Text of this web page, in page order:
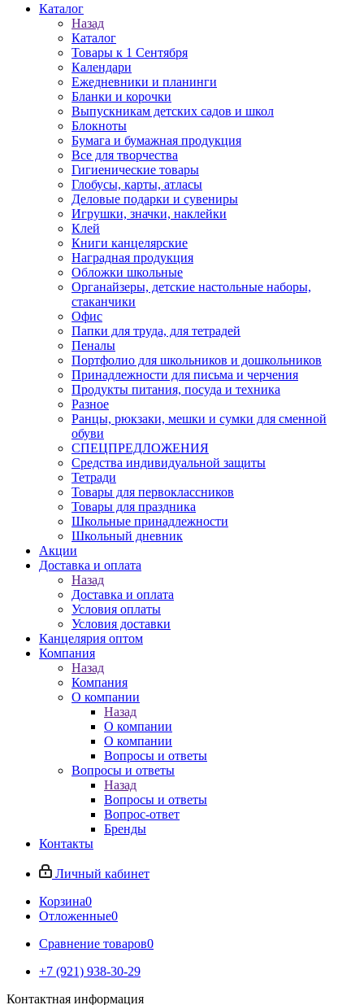
Каталог
Назад
Каталог
Товары к 1 Сентября
Календари
Ежедневники и планинги
Бланки и корочки
Выпускникам детских садов и школ
Блокноты
Бумага и бумажная продукция
Все для творчества
Гигиенические товары
Глобусы, карты, атласы
Деловые подарки и сувениры
Игрушки, значки, наклейки
Клей
Книги канцелярские
Наградная продукция
Обложки школьные
Органайзеры, детские настольные наборы,
стаканчики
Офис
Папки для труда, для тетрадей
Пеналы
Портфолио для школьников и дошкольников
Принадлежности для письма и черчения
Продукты питания, посуда и техника
Разное
Ранцы, рюкзаки, мешки и сумки для сменной
обуви
СПЕЦПРЕДЛОЖЕНИЯ
Средства индивидуальной защиты
Тетради
Товары для первоклассников
Товары для праздника
Школьные принадлежности
Школьный дневник
Акции
Доставка и оплата
Назад
Доставка и оплата
Условия оплаты
Условия доставки
Канцелярия оптом
Компания
Назад
Компания
О компании
Назад
О компании
О компании
Вопросы и ответы
Вопросы и ответы
Назад
Вопросы и ответы
Вопрос-ответ
Бренды
Контакты
Личный кабинет
Корзина0
Отложенные0
Сравнение товаров0
+7 (921) 938-30-29
Контактная информация